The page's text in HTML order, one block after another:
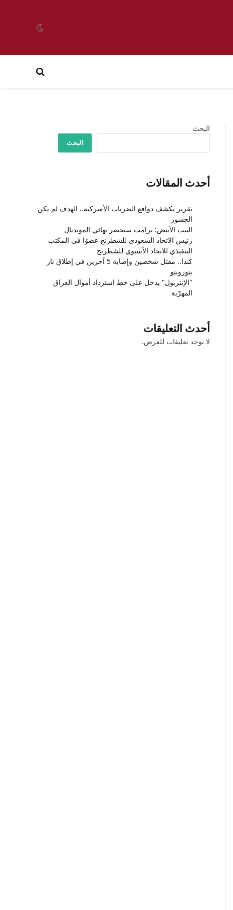
البحث
البحث
أحدث المقالات
تقرير يكشف دوافع الضربات الأميركية.. الهدف لم يكن
الجسور
البيت الأبيض: ترامب سيحضر نهائي المونديال
رئيس الاتحاد السعودي للشطرنج عضوًا في المكتب
التنفيذي للاتحاد الآسيوي للشطرنج
كندا.. مقتل شخصين وإصابة 5 آخرين في إطلاق نار
بتورونتو
"الإنتربول" يدخل على خط استرداد أموال العراق
المهرّبة
أحدث التعليقات
لا توجد تعليقات للعرض.